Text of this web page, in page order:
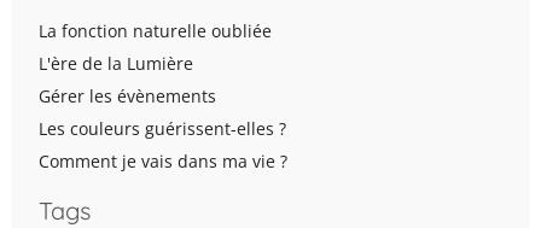
La fonction naturelle oubliée
L'ère de la Lumière
Gérer les évènements
Les couleurs guérissent-elles ?
Comment je vais dans ma vie ?
Tags